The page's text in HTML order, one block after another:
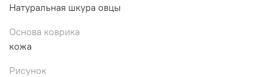
Натуральная шкура овцы
Основа коврика
кожа
Рисунок